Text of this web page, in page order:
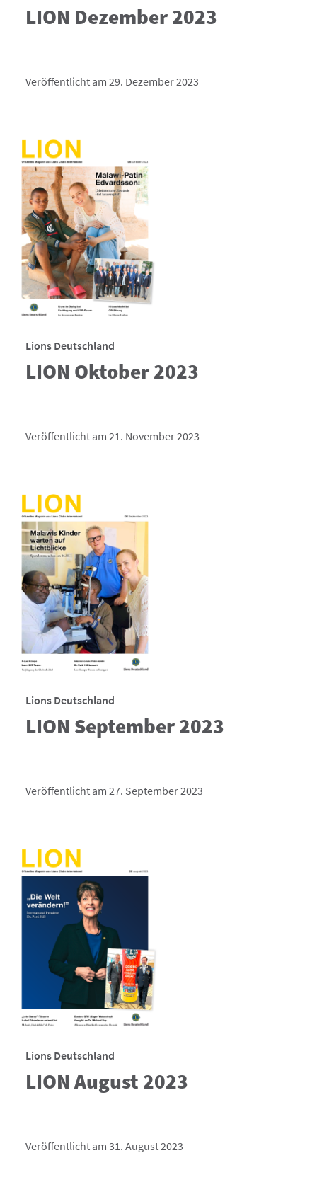
LION Dezember 2023
Veröffentlicht am 29. Dezember 2023
Lions Deutschland
LION Oktober 2023
Veröffentlicht am 21. November 2023
Lions Deutschland
LION September 2023
Veröffentlicht am 27. September 2023
Lions Deutschland
LION August 2023
Veröffentlicht am 31. August 2023